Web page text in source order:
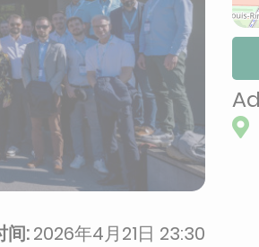
间:2026年4月21日 23:30